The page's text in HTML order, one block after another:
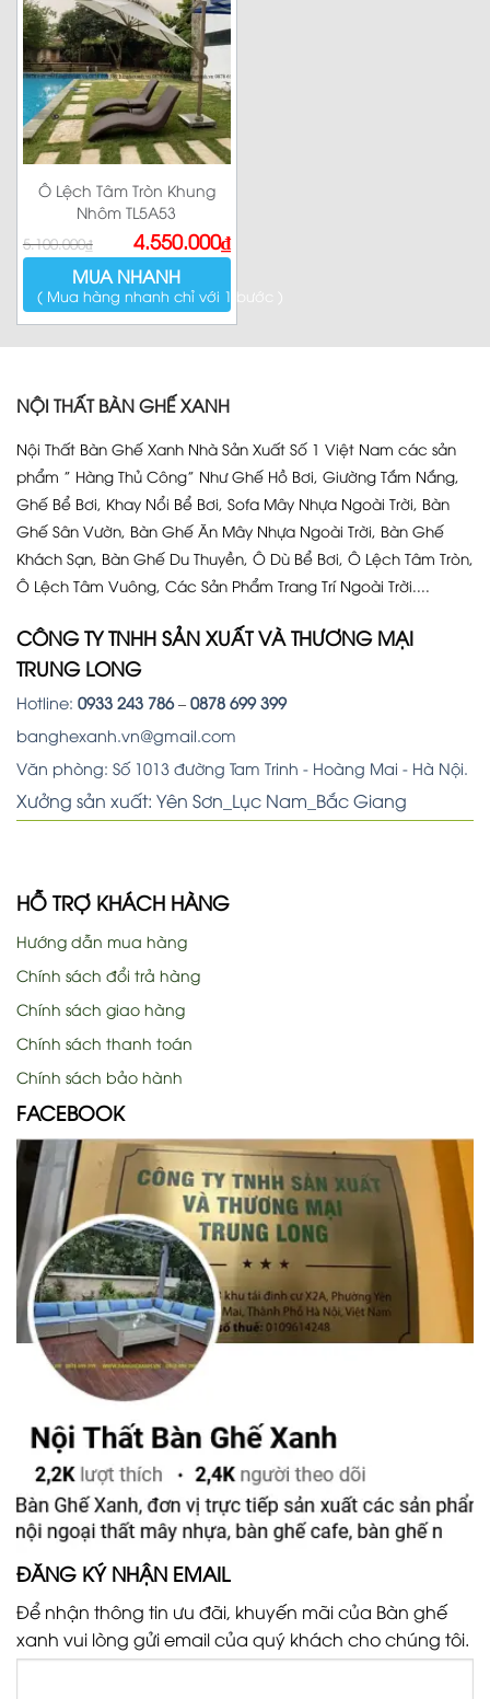
Ô Lệch Tâm Tròn Khung
Nhôm TL5A53
5.100.000₫
Giá
gốc
là:
5.100.000₫.
4.550.000₫
Giá
hiện
tại
4.550.000₫.
MUA NHANH
( Mua hàng nhanh chỉ với 1 bước )
NỘI THẤT BÀN GHẾ XANH
Nội Thất Bàn Ghế Xanh Nhà Sản Xuất Số 1 Việt Nam các sản
phẩm ” Hàng Thủ Công” Như Ghế Hồ Bơi, Giường Tắm Nắng,
Ghế Bể Bơi, Khay Nổi Bể Bơi, Sofa Mây Nhựa Ngoài Trời, Bàn
Ghế Sân Vườn, Bàn Ghế Ăn Mây Nhựa Ngoài Trời, Bàn Ghế
Khách Sạn, Bàn Ghế Du Thuyền, Ô Dù Bể Bơi, Ô Lệch Tâm Tròn,
Ô Lệch Tâm Vuông, Các Sản Phẩm Trang Trí Ngoài Trời....
CÔNG TY TNHH SẢN XUẤT VÀ THƯƠNG MẠI
TRUNG LONG
Hotline: 0933 243 786– 0878 699 399
banghexanh.vn@gmail.com
Văn phòng: Số 1013 đường Tam Trinh - Hoàng Mai - Hà Nội.
Xưởng sản xuất: Yên Sơn_Lục Nam_Bắc Giang
HỖ TRỢ KHÁCH HÀNG
Hướng dẫn mua hàng
Chính sách đổi trả hàng
Chính sách giao hàng
Chính sách thanh toán
Chính sách bảo hành
FACEBOOK
ĐĂNG KÝ NHẬN EMAIL
Để nhận thông tin ưu đãi, khuyến mãi của Bàn ghế
xanh vui lòng gửi email của quý khách cho chúng tôi.